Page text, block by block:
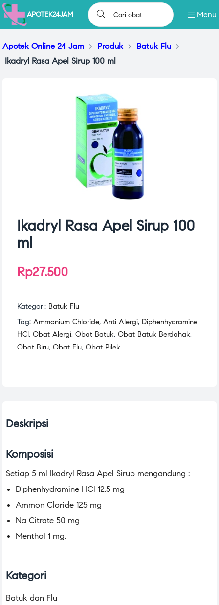
APOTEK24JAM Menu
Apotek Online 24 Jam > Produk > Batuk Flu >
Ikadryl Rasa Apel Sirup 100 ml
Ikadryl Rasa Apel Sirup 100
ml
Rp27.500
Kategori: Batuk Flu
Tag: Ammonium Chloride, Anti Alergi, Diphenhydramine
HCl, Obat Alergi, Obat Batuk, Obat Batuk Berdahak,
Obat Biru, Obat Flu, Obat Pilek
Deskripsi
Komposisi
Setiap 5 ml Ikadryl Rasa Apel Sirup mengandung :
Diphenhydramine HCl 12.5 mg
Ammon Cloride 125 mg
Na Citrate 50 mg
Menthol 1 mg.
Kategori
Batuk dan Flu